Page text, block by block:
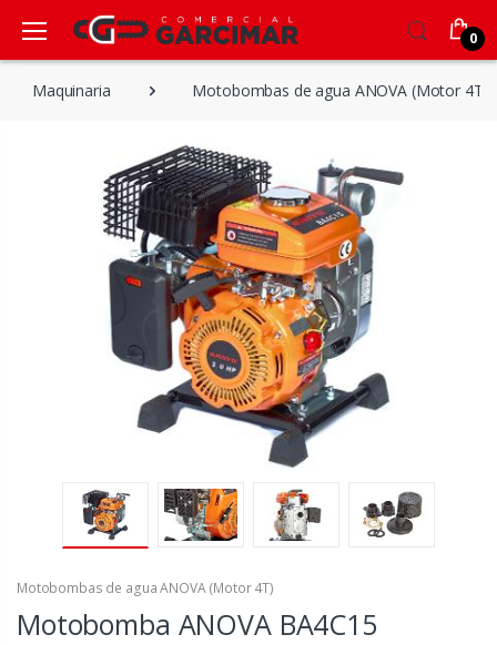
0
Maquinaria Motobombas de agua ANOVA (Motor 4T)
Motobombas de agua ANOVA (Motor 4T)
Motobomba ANOVA BA4C15